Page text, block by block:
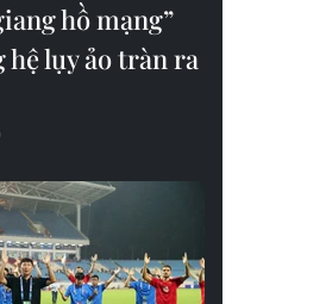
hồ mạng”
hệ lụy ảo tràn ra